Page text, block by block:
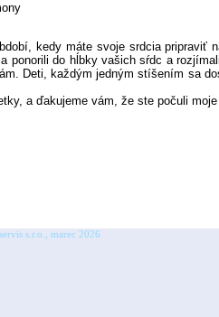
kedy máte svoje srdcia pripraviť
ponorili do hĺbky vašich sŕdc a
Deti, každým jedným stíšením sa
a ďakujeme vám, že ste počuli moje
s.r.o., marec 2026